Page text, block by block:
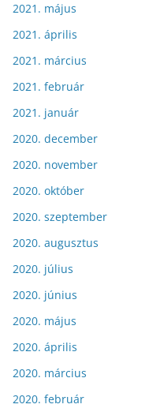
2021. május
2021. április
2021. március
2021. február
2021. január
2020. december
2020. november
2020. október
2020. szeptember
2020. augusztus
2020. július
2020. június
2020. május
2020. április
2020. március
2020. február